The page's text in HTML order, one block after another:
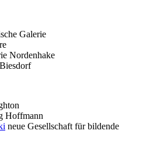
Galerie
Nordenhake
Hoffmann
neue Gesellschaft für bildende